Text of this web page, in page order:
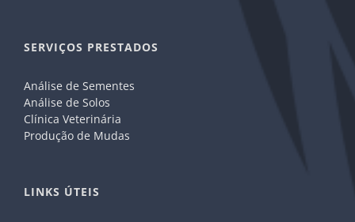
SERVIÇOS PRESTADOS
Análise de Sementes
Análise de Solos
Clínica Veterinária
Produção de Mudas
LINKS ÚTEIS